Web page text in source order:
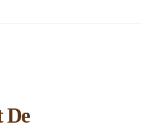
De